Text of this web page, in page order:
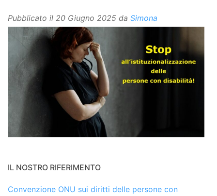
Pubblicato il 20 Giugno 2025 da Simona
IL NOSTRO RIFERIMENTO
Convenzione ONU sui diritti delle persone con